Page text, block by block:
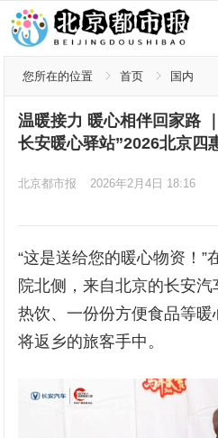
您所在的位置 首页 国内
温暖接力 暖心相伴回家路
长安暖心驿站”2026北京四
北京都市报 2026年2月4日 18:16
“这是送给您的暖心物资！”
院北侧，来自北京的长安
热饮、一份份方便食品等
将返乡的旅客手中。